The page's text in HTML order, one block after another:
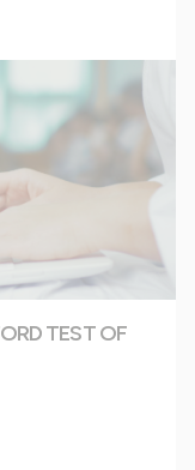
TEST OF